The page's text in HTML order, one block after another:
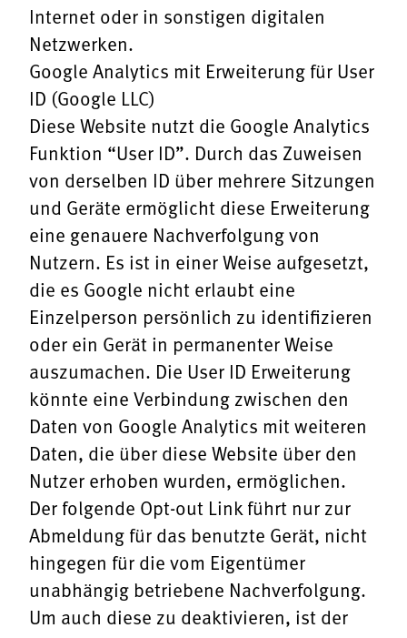
Internet oder in sonstigen digitalen
Netzwerken.
Google Analytics mit Erweiterung für User
ID (Google LLC)
Diese Website nutzt die Google Analytics
Funktion “User ID”. Durch das Zuweisen
von derselben ID über mehrere Sitzungen
und Geräte ermöglicht diese Erweiterung
eine genauere Nachverfolgung von
Nutzern. Es ist in einer Weise aufgesetzt,
die es Google nicht erlaubt eine
Einzelperson persönlich zu identifizieren
oder ein Gerät in permanenter Weise
auszumachen. Die User ID Erweiterung
könnte eine Verbindung zwischen den
Daten von Google Analytics mit weiteren
Daten, die über diese Website über den
Nutzer erhoben wurden, ermöglichen.
Der folgende Opt-out Link führt nur zur
Abmeldung für das benutzte Gerät, nicht
hingegen für die vom Eigentümer
unabhängig betriebene Nachverfolgung.
Um auch diese zu deaktivieren, ist der